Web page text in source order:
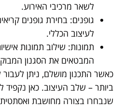
לשאר מרכיבי האירוע.
גופנים: בחירת גופנים
לעיצוב הכללי.
תמונות: שילוב תמונות
המבטאים את הסגנון
כאשר התכנון מושלם, ניתן
ביותר – שלב העיצוב. כאן
שנבחרו בצורה מחושבת